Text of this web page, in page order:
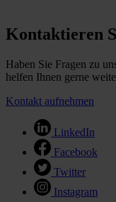
Kontaktieren
Haben Sie Fragen zu
helfen Ihnen gerne
Kontakt aufnehmen
LinkedIn
Facebook
Twitter
Instagram